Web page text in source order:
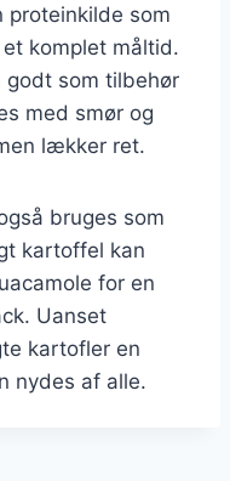
proteinkilde som
komplet måltid.
godt som tilbehør
med smør og
lækker ret.
bruges som
kartoffel kan
for en
Uanset
kartofler en
nydes af alle.